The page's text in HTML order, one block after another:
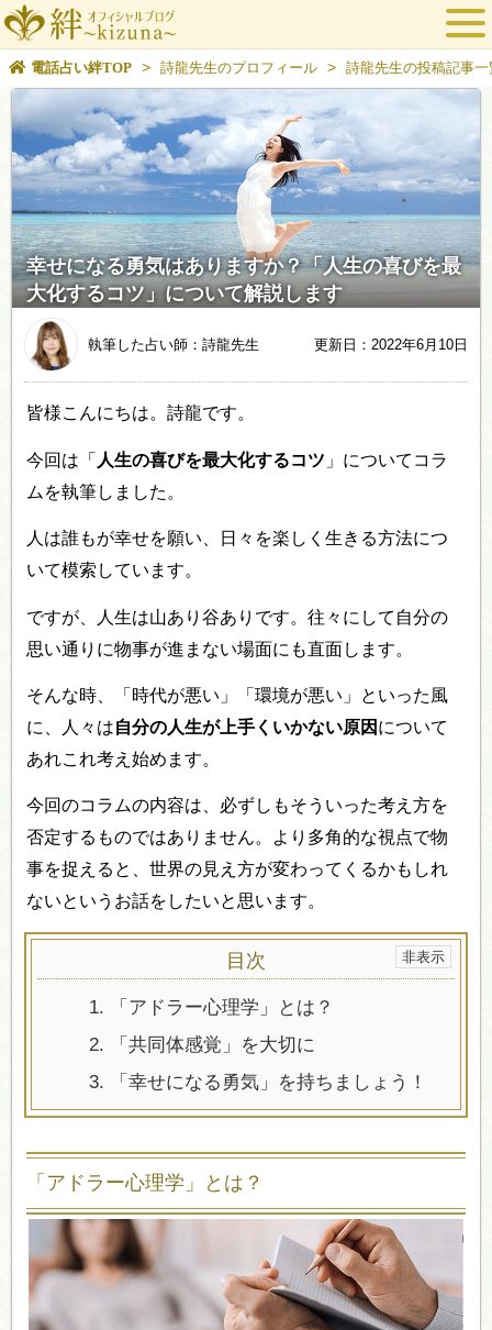
電話占い絆TOP > 詩龍先生のプロフィール > 詩龍先生の投稿記事一
幸せになる勇気はありますか？「人生の喜びを最
大化するコツ」について解説します
執筆した占い師：詩龍先生 更新日：2022年6月10日
皆様こんにちは。詩龍です。
今回は「 人生の喜びを最大化するコツ 」についてコラ
ムを執筆しました。
人は誰もが幸せを願い、日々を楽しく生きる方法につ
いて模索しています。
ですが、人生は山あり谷ありです。往々にして自分の
思い通りに物事が進まない場面にも直面します。
そんな時、「時代が悪い」「環境が悪い」といった風
に、人々は自分の人生が上手くいかない原因 について
あれこれ考え始めます。
今回のコラムの内容は、必ずしもそういった考え方を
否定するものではありません。より多角的な視点で物
事を捉えると、世界の見え方が変わってくるかもしれ
ないというお話をしたいと思います。
目次
1. 「アドラー心理学」とは？
2. 「共同体感覚」を大切に
3. 「幸せになる勇気」を持ちましょう！
「アドラー心理学」とは？